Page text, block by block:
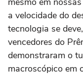
a velocidade do
tecnologia se
vencedores do
demonstraram o
macroscópico em